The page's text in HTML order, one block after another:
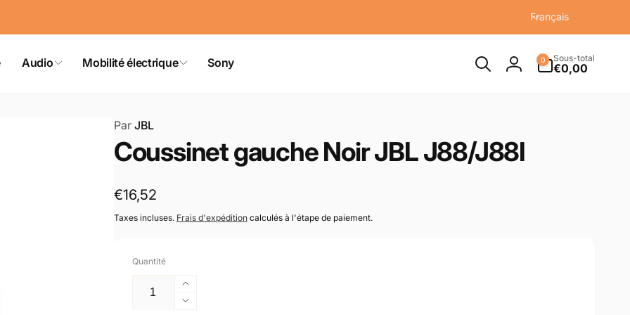
Français
Audio Mobilité électrique Sony
Connexion
0
0 articleSous-total
€0,00
ParJBL
Coussinet gauche Noir JBL J88/J88I
Prix
habituel
€16,52
Taxes incluses. Frais d'expéditioncalculés à l'étape de paiement.
Quantité
Augmenter
la
Réduire